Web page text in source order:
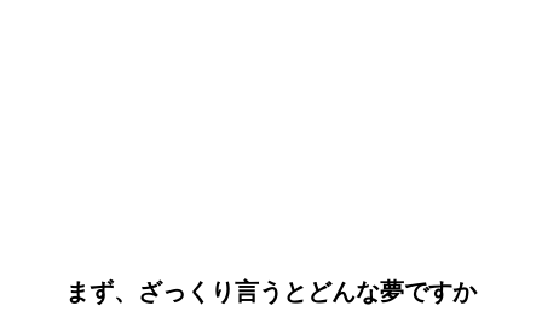
まず、ざっくり言うとどんな夢ですか